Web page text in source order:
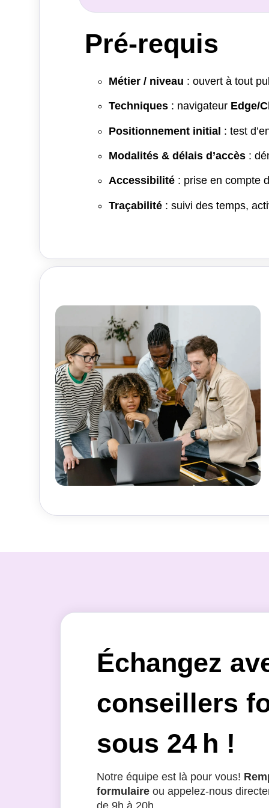
Pré-requis
Métier / niveau : ouvert à tout
Techniques : navigateur Edge/
Positionnement initial : test
Modalités & délais d’accès :
Accessibilité : prise en compte
Traçabilité : suivi des temps,
Échangez
conseillers
sous 24 h !
Notre équipe est là pour vous!
formulaire ou appelez-nous